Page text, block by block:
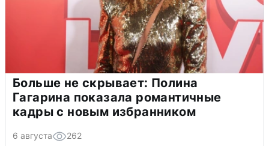
Больше не скрывает: Полина
Гагарина показала романтичные
кадры с новым избранником
6 августа 262